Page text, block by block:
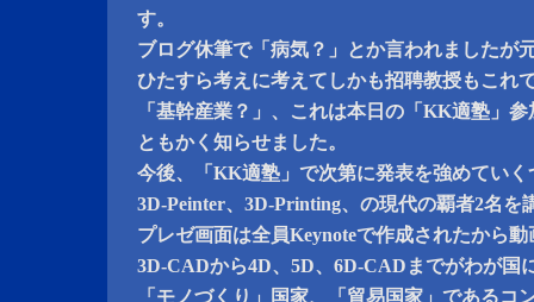
す。
ブログ休筆で「病気？」とか言われましたが
ひたすら考えに考えてしかも招聘教授もこれ
「基幹産業？」、これは本日の「KK適塾」
ともかく知らせました。
今後、「KK適塾」で次第に発表を強めていく
3D-Peinter、3D-Printing、の現代の覇者2名を
プレゼ画面は全員Keynoteで作成されたから
3D-CADから4D、5D、6D-CADまでがわが国
「モノづくり」国家、「貿易国家」であるコ